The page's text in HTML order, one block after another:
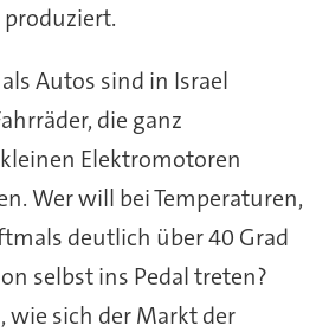
Autos sind in Israel
die ganz
Elektromotoren
Wer will bei Temperaturen,
deutlich über 40 Grad
selbst ins Pedal treten?
wie sich der Markt der